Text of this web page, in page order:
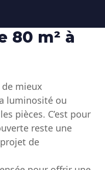
80 m² à
mieux
luminosité ou
pièces. C’est pour
reste une
de